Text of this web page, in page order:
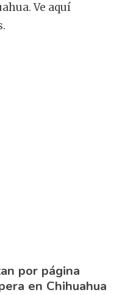
Ve aquí
por página
en Chihuahua